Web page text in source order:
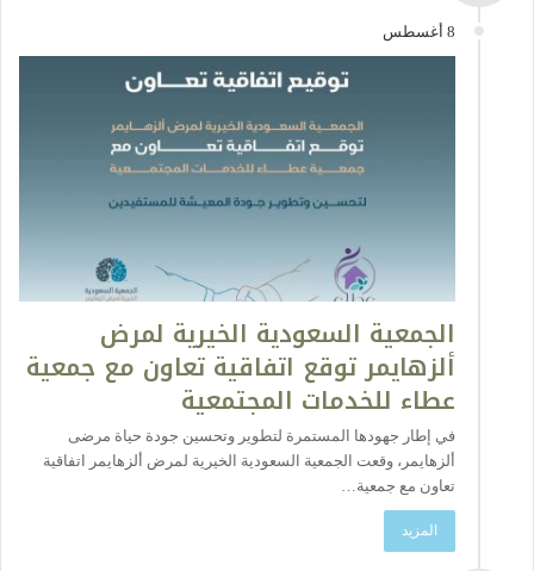
8 أغسطس
الجمعية السعودية الخيرية لمرض
ألزهايمر توقع اتفاقية تعاون مع جمعية
عطاء للخدمات المجتمعية
في إطار جهودها المستمرة لتطوير وتحسين جودة حياة مرضى
ألزهايمر، وقعت الجمعية السعودية الخيرية لمرض ألزهايمر اتفاقية
تعاون مع جمعية…
المزيد